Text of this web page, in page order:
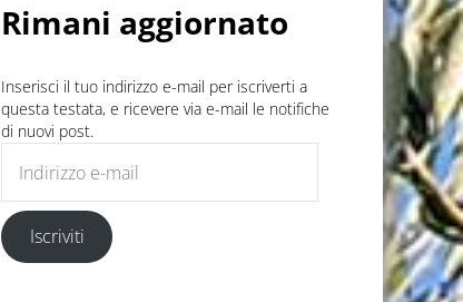
Rimani aggiornato
Inserisci il tuo indirizzo e-mail per iscriverti a
questa testata, e ricevere via e-mail le notifiche
di nuovi post.
Iscriviti